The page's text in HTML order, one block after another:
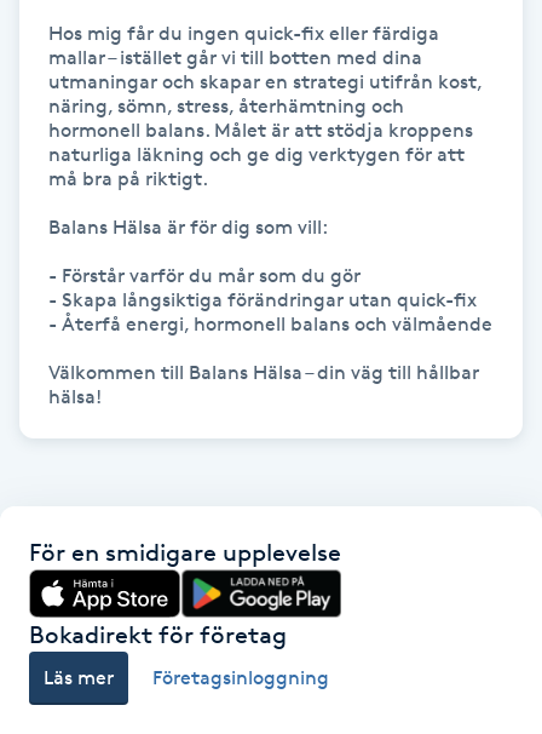
Föning
Gel naglar
Gelenaglar
Gellack
Gruppträning
Gua Sha-massage
Hos mig får du ingen quick-fix eller färdiga
mallar – istället går vi till botten med dina
utmaningar och skapar en strategi utifrån kost,
näring, sömn, stress, återhämtning och
hormonell balans. Målet är att stödja kroppens
naturliga läkning och ge dig verktygen för att
må bra på riktigt.
Balans Hälsa är för dig som vill:
- Förstår varför du mår som du gör
- Skapa långsiktiga förändringar utan quick-fix
- Återfå energi, hormonell balans och välmående
Välkommen till Balans Hälsa – din väg till hållbar
hälsa!
För en smidigare upplevelse
Bokadirekt för företag
Läs mer Företagsinloggning